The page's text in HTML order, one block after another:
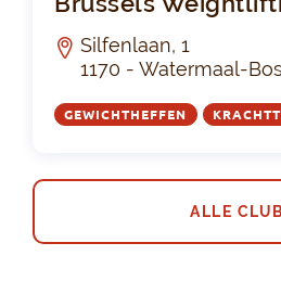
Silfenlaan, 1
1170 - Watermaal-
GEWICHTHEFFEN
ALLE